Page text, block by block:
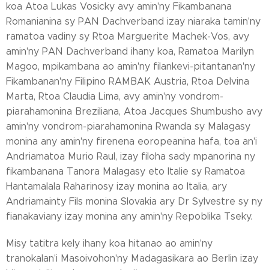
koa Atoa Lukas Vosicky avy amin'ny Fikambanana
Romanianina sy PAN Dachverband izay niaraka tamin'ny
ramatoa vadiny sy Rtoa Marguerite Machek-Vos, avy
amin'ny PAN Dachverband ihany koa, Ramatoa Marilyn
Magoo, mpikambana ao amin'ny filankevi-pitantanan'ny
Fikambanan'ny Filipino RAMBAK Austria, Rtoa Delvina
Marta, Rtoa Claudia Lima, avy amin'ny vondrom-
piarahamonina Breziliana, Atoa Jacques Shumbusho avy
amin'ny vondrom-piarahamonina Rwanda sy Malagasy
monina any amin'ny firenena eoropeanina hafa, toa an'i
Andriamatoa Murio Raul, izay filoha sady mpanorina ny
fikambanana Tanora Malagasy eto Italie sy Ramatoa
Hantamalala Raharinosy izay monina ao Italia, ary
Andriamainty Fils monina Slovakia ary Dr Sylvestre sy ny
fianakaviany izay monina any amin'ny Repoblika Tseky.
Misy tatitra kely ihany koa hitanao ao amin'ny
tranokalan'i Masoivohon'ny Madagasikara ao Berlin izay